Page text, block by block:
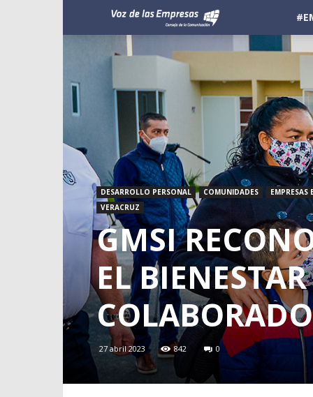
de
las
Empresas
DESARROLLO PERSONAL COMUNIDADES
EMPRESAS
VERACRUZ
GMSI
EL
27 abril 2023 842 0